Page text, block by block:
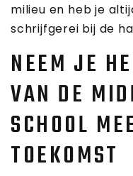
milieu en heb je
schrijfgerei bij de
NEEM JE
VAN DE
SCHOOL
TOEKOMST